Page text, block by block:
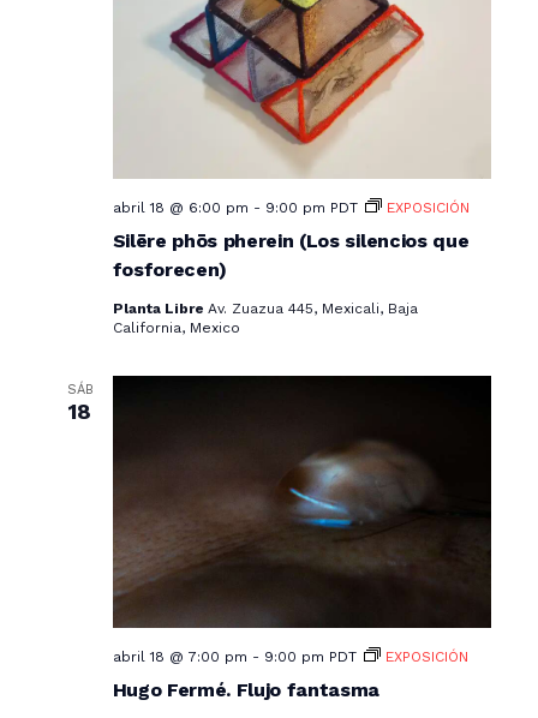
Silēre phōs pherein (Los silencios que
fosforecen)
abril 18 @ 6:00 pm - 9:00 pm PDT EXPOSICIÓN
Planta Libre Av. Zuazua 445, Mexicali, Baja
California, Mexico
SÁB
18
Hugo Fermé. Flujo fantasma
abril 18 @ 7:00 pm - 9:00 pm PDT EXPOSICIÓN